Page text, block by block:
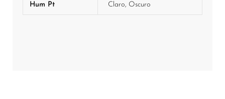
Hum Pt Claro, Oscuro